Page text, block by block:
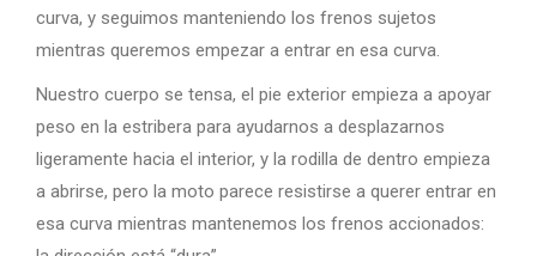
curva, y seguimos manteniendo los frenos sujetos
mientras queremos empezar a entrar en esa curva.
Nuestro cuerpo se tensa, el pie exterior empieza a apoyar
peso en la estribera para ayudarnos a desplazarnos
ligeramente hacia el interior, y la rodilla de dentro empieza
a abrirse, pero la moto parece resistirse a querer entrar en
esa curva mientras mantenemos los frenos accionados: